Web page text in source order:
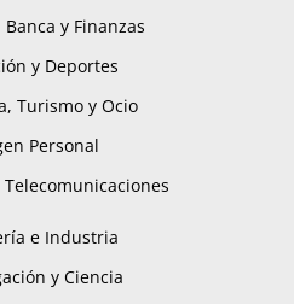
Banca y Finanzas
y Deportes
Turismo y Ocio
Personal
e Industria
y Ciencia